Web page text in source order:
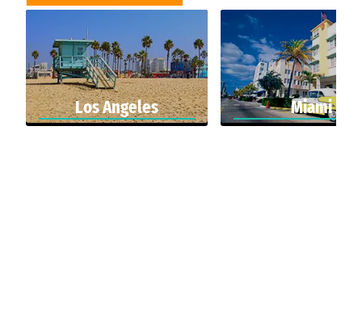
Los Angeles Miami